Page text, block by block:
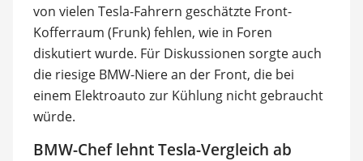
von vielen Tesla-Fahrern geschätzte Front-
Kofferraum (Frunk) fehlen, wie in Foren
diskutiert wurde. Für Diskussionen sorgte auch
die riesige BMW-Niere an der Front, die bei
einem Elektroauto zur Kühlung nicht gebraucht
würde.
BMW-Chef lehnt Tesla-Vergleich ab